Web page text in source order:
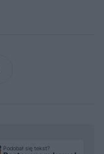
Podobał się tekst?